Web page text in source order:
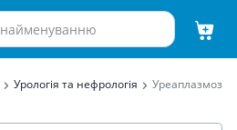
Урологія та нефрологія Уреаплазмоз